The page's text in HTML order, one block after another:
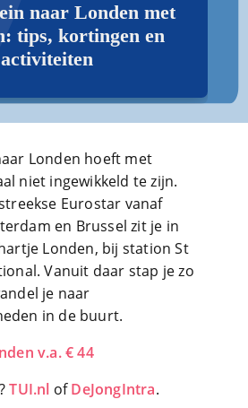
naar Londen met
tips, kortingen en
activiteiten
Londen hoeft met
niet ingewikkeld te zijn.
Eurostar vanaf
en Brussel zit je in
Londen, bij station St
Vanuit daar stap je zo
je naar
in de buurt.
v.a. € 44
TUI.nl ofDeJongIntra.